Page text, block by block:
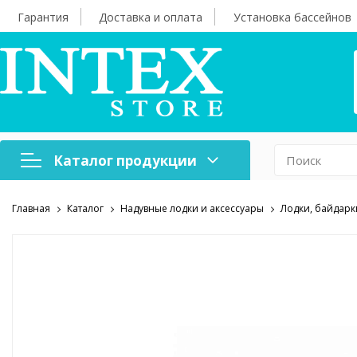
Гарантия Доставка и оплата Установка бассейнов
Каталог продукции
Надувная мебель
Главная Каталог Надувные лодки и аксессуары Лодки,